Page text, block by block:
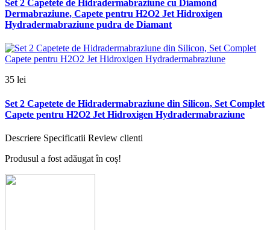
Set 2 Capetete de Hidradermabraziune cu Diamond
Dermabraziune, Capete pentru H2O2 Jet Hidroxigen
Hydradermabraziune pudra de Diamant
35 lei
Set 2 Capetete de Hidradermabraziune din Silicon, Set Complet
Capete pentru H2O2 Jet Hidroxigen Hydradermabraziune
Descriere Specificatii Review clienti
Produsul a fost adăugat în coș!